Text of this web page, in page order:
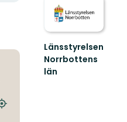
Znajdź
Länsstyrelsen
Norrbottens
län